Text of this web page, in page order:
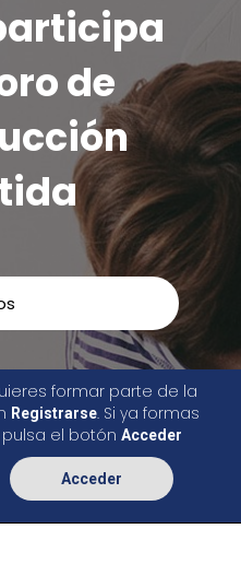
de
formar parte de la
Registrarse. Si ya formas
el botón Acceder
Acceder